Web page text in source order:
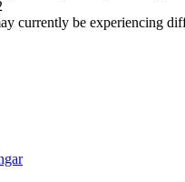
currently be experiencing